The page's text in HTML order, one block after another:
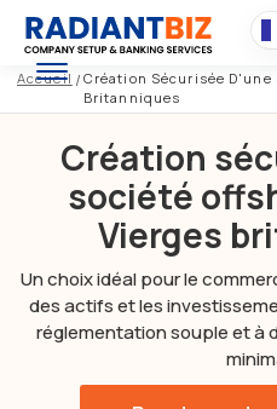
Accueil / Création Sécurisée
Britanniques
Création
société
Vierges
Un choix idéal pour le
des actifs et les
réglementation souple et à